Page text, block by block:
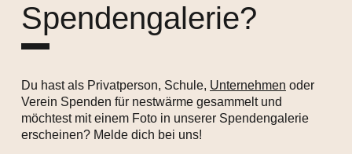
Spendengalerie?
Du hast als Privatperson, Schule, Unternehmen oder
Verein Spenden für nestwärme gesammelt und
möchtest mit einem Foto in unserer Spendengalerie
erscheinen? Melde dich bei uns!